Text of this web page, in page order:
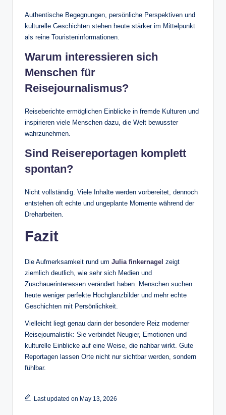
Authentische Begegnungen, persönliche Perspektiven und
kulturelle Geschichten stehen heute stärker im Mittelpunkt
als reine Touristeninformationen.
Warum interessieren sich
Menschen für
Reisejournalismus?
Reiseberichte ermöglichen Einblicke in fremde Kulturen und
inspirieren viele Menschen dazu, die Welt bewusster
wahrzunehmen.
Sind Reisereportagen komplett
spontan?
Nicht vollständig. Viele Inhalte werden vorbereitet, dennoch
entstehen oft echte und ungeplante Momente während der
Dreharbeiten.
Fazit
Die Aufmerksamkeit rund um Julia finkernagel zeigt
ziemlich deutlich, wie sehr sich Medien und
Zuschauerinteressen verändert haben. Menschen suchen
heute weniger perfekte Hochglanzbilder und mehr echte
Geschichten mit Persönlichkeit.
Vielleicht liegt genau darin der besondere Reiz moderner
Reisejournalistik: Sie verbindet Neugier, Emotionen und
kulturelle Einblicke auf eine Weise, die nahbar wirkt. Gute
Reportagen lassen Orte nicht nur sichtbar werden, sondern
fühlbar.
Last updated on May 13, 2026